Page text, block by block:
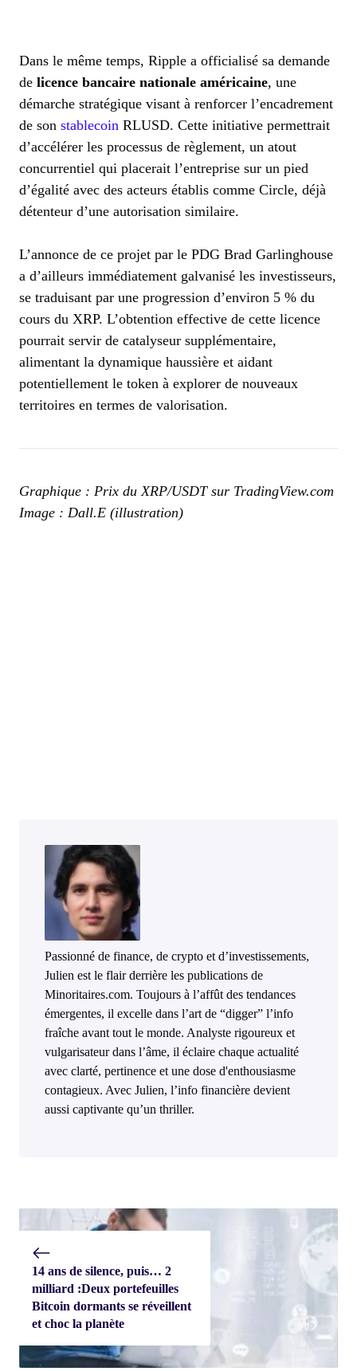
Dans le même temps, Ripple a officialisé sa demande
de licence bancaire nationale américaine, une
démarche stratégique visant à renforcer l’encadrement
de son stablecoin RLUSD. Cette initiative permettrait
d’accélérer les processus de règlement, un atout
concurrentiel qui placerait l’entreprise sur un pied
d’égalité avec des acteurs établis comme Circle, déjà
détenteur d’une autorisation similaire.
L’annonce de ce projet par le PDG Brad Garlinghouse
a d’ailleurs immédiatement galvanisé les investisseurs,
se traduisant par une progression d’environ 5 % du
cours du XRP. L’obtention effective de cette licence
pourrait servir de catalyseur supplémentaire,
alimentant la dynamique haussière et aidant
potentiellement le token à explorer de nouveaux
territoires en termes de valorisation.
Graphique : Prix du XRP/USDT sur TradingView.com
Image : Dall.E (illustration)
Passionné de finance, de crypto et d’investissements,
Julien est le flair derrière les publications de
Minoritaires.com. Toujours à l’affût des tendances
émergentes, il excelle dans l’art de “digger” l’info
fraîche avant tout le monde. Analyste rigoureux et
vulgarisateur dans l’âme, il éclaire chaque actualité
avec clarté, pertinence et une dose d'enthousiasme
contagieux. Avec Julien, l’info financière devient
aussi captivante qu’un thriller.
14 ans de silence, puis… 2
milliard :Deux portefeuilles
Bitcoin dormants se réveillent
et choc la planète